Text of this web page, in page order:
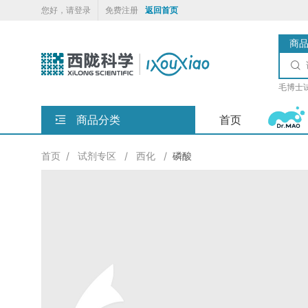
您好，请登录 免费注册 返回首页
商品

毛博士
商品分类 首页
首页 / 试剂专区 / 西化 / 磷酸